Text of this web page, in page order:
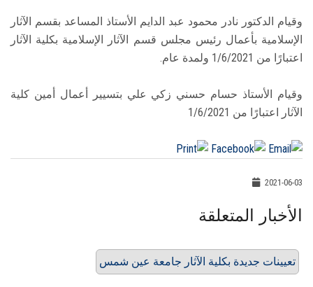
وقيام الدكتور نادر محمود عبد الدايم الأستاذ المساعد بقسم الآثار
الإسلامية بأعمال رئيس مجلس قسم الآثار الإسلامية بكلية الآثار
اعتبارًا من 1/6/2021 ولمدة عام.
وقيام الأستاذ حسام حسني زكي علي بتسيير أعمال أمين كلية
الآثار اعتبارًا من 1/6/2021
2021-06-03
الأخبار المتعلقة
تعيينات جديدة بكلية الآثار جامعة عين شمس